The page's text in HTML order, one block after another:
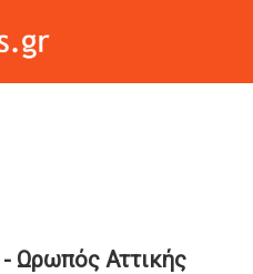
Ωρωπός Αττικής